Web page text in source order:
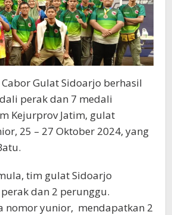
Cabor Gulat Sidoarjo berhasil
perak dan 7 medali
Kejurprov Jatim, gulat
25 – 27 Oktober 2024, yang
tim gulat Sidoarjo
dan 2 perunggu.
nomor yunior, mendapatkan 2